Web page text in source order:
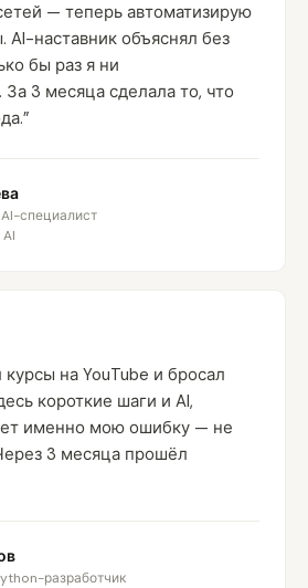
— теперь автоматизирую
AI-наставник объяснял без
бы раз я ни
3 месяца сделала то, что
специалист
на YouTube и бросал
короткие шаги и AI,
именно мою ошибку — не
3 месяца прошёл
разработчик